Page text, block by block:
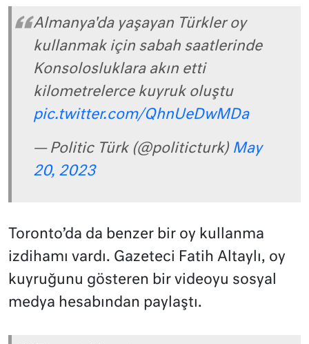
Almanya'da yaşayan Türkler oy
kullanmak için sabah saatlerinde
Konsolosluklara akın etti
kilometrelerce kuyruk oluştu
pic.twitter.com/QhnUeDwMDa
— Politic Türk (@politicturk) May
20, 2023
Toronto’da da benzer bir oy kullanma
izdihamı vardı. Gazeteci Fatih Altaylı, oy
kuyruğunu gösteren bir videoyu sosyal
medya hesabından paylaştı.